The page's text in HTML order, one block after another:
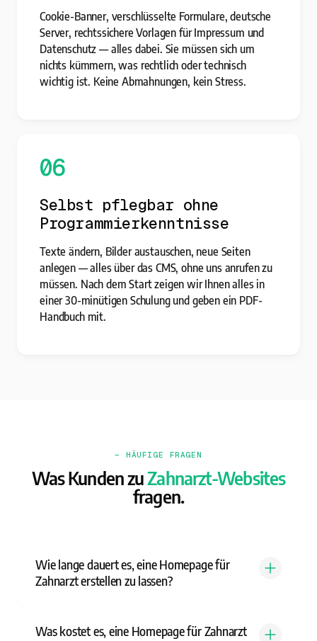
Cookie-Banner, verschlüsselte Formulare, deutsche
Server, rechtssichere Vorlagen für Impressum und
Datenschutz — alles dabei. Sie müssen sich um
nichts kümmern, was rechtlich oder technisch
wichtig ist. Keine Abmahnungen, kein Stress.
06
Selbst pflegbar ohne
Programmierkenntnisse
Texte ändern, Bilder austauschen, neue Seiten
anlegen — alles über das CMS, ohne uns anrufen zu
müssen. Nach dem Start zeigen wir Ihnen alles in
einer 30-minütigen Schulung und geben ein PDF-
Handbuch mit.
— HÄUFIGE FRAGEN
Was Kunden zuZahnarzt-Websites
fragen.
Wie lange dauert es, eine Homepage für
Zahnarzt erstellen zu lassen?
Was kostet es, eine Homepage für Zahnarzt